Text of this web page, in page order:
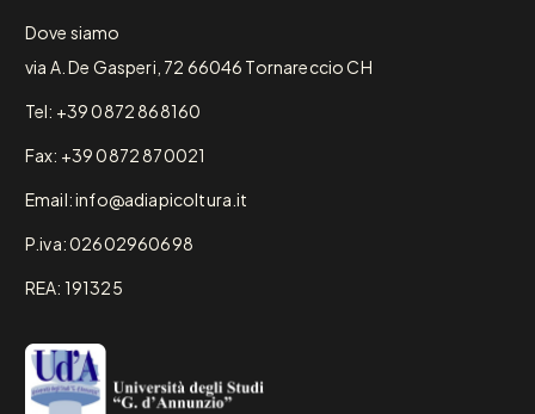
Dove siamo
via A. De Gasperi, 72 66046 Tornareccio CH
Tel: +39 0872 868160
Fax: +39 0872 870021
Email: info@adiapicoltura.it
P.iva: 02602960698
REA: 191325